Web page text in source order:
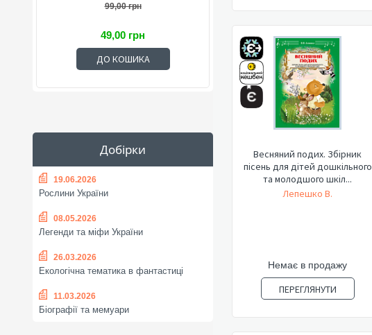
99,00 грн
49,00 грн
ДО КОШИКА
Добірки
19.06.2026
Рослини України
08.05.2026
Легенди та міфи України
26.03.2026
Екологічна тематика в фантастиці
11.03.2026
Біографії та мемуари
Весняний подих. Збірник
пісень для дітей дошкільного
та молодшого шкіл...
Лепешко В.
Немає в продажу
ПЕРЕГЛЯНУТИ